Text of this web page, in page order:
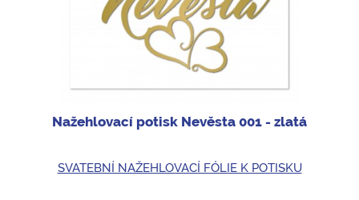
Nažehlovací potisk Nevěsta 001 - zlatá
SVATEBNÍ NAŽEHLOVACÍ FÓLIE K POTISKU